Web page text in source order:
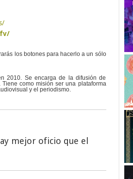
los botones para hacerlo a un sólo
2010. Se encarga de la difusión de
como misión ser una plataforma
y el periodismo.
mejor oficio que el